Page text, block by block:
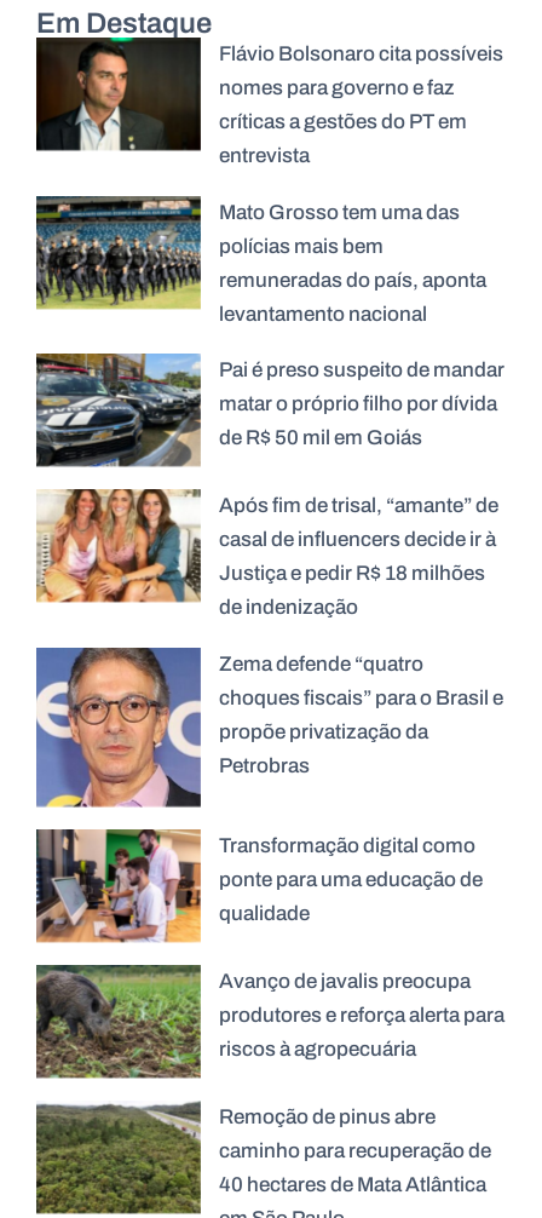
Em Destaque
Flávio Bolsonaro cita possíveis
nomes para governo e faz
críticas a gestões do PT em
entrevista
Mato Grosso tem uma das
polícias mais bem
remuneradas do país, aponta
levantamento nacional
Pai é preso suspeito de mandar
matar o próprio filho por dívida
de R$ 50 mil em Goiás
Após fim de trisal, “amante” de
casal de influencers decide ir à
Justiça e pedir R$ 18 milhões
de indenização
Zema defende “quatro
choques fiscais” para o Brasil e
propõe privatização da
Petrobras
Transformação digital como
ponte para uma educação de
qualidade
Avanço de javalis preocupa
produtores e reforça alerta para
riscos à agropecuária
Remoção de pinus abre
caminho para recuperação de
40 hectares de Mata Atlântica